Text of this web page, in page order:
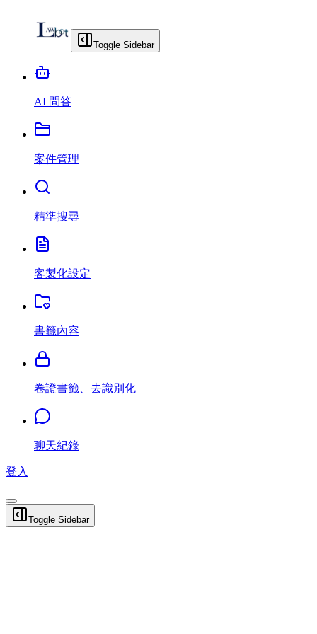
Toggle Sidebar
AI 問答
案件管理
精準搜尋
客製化設定
書籤內容
卷證書籤、去識別化
聊天紀錄
登入
Toggle Sidebar